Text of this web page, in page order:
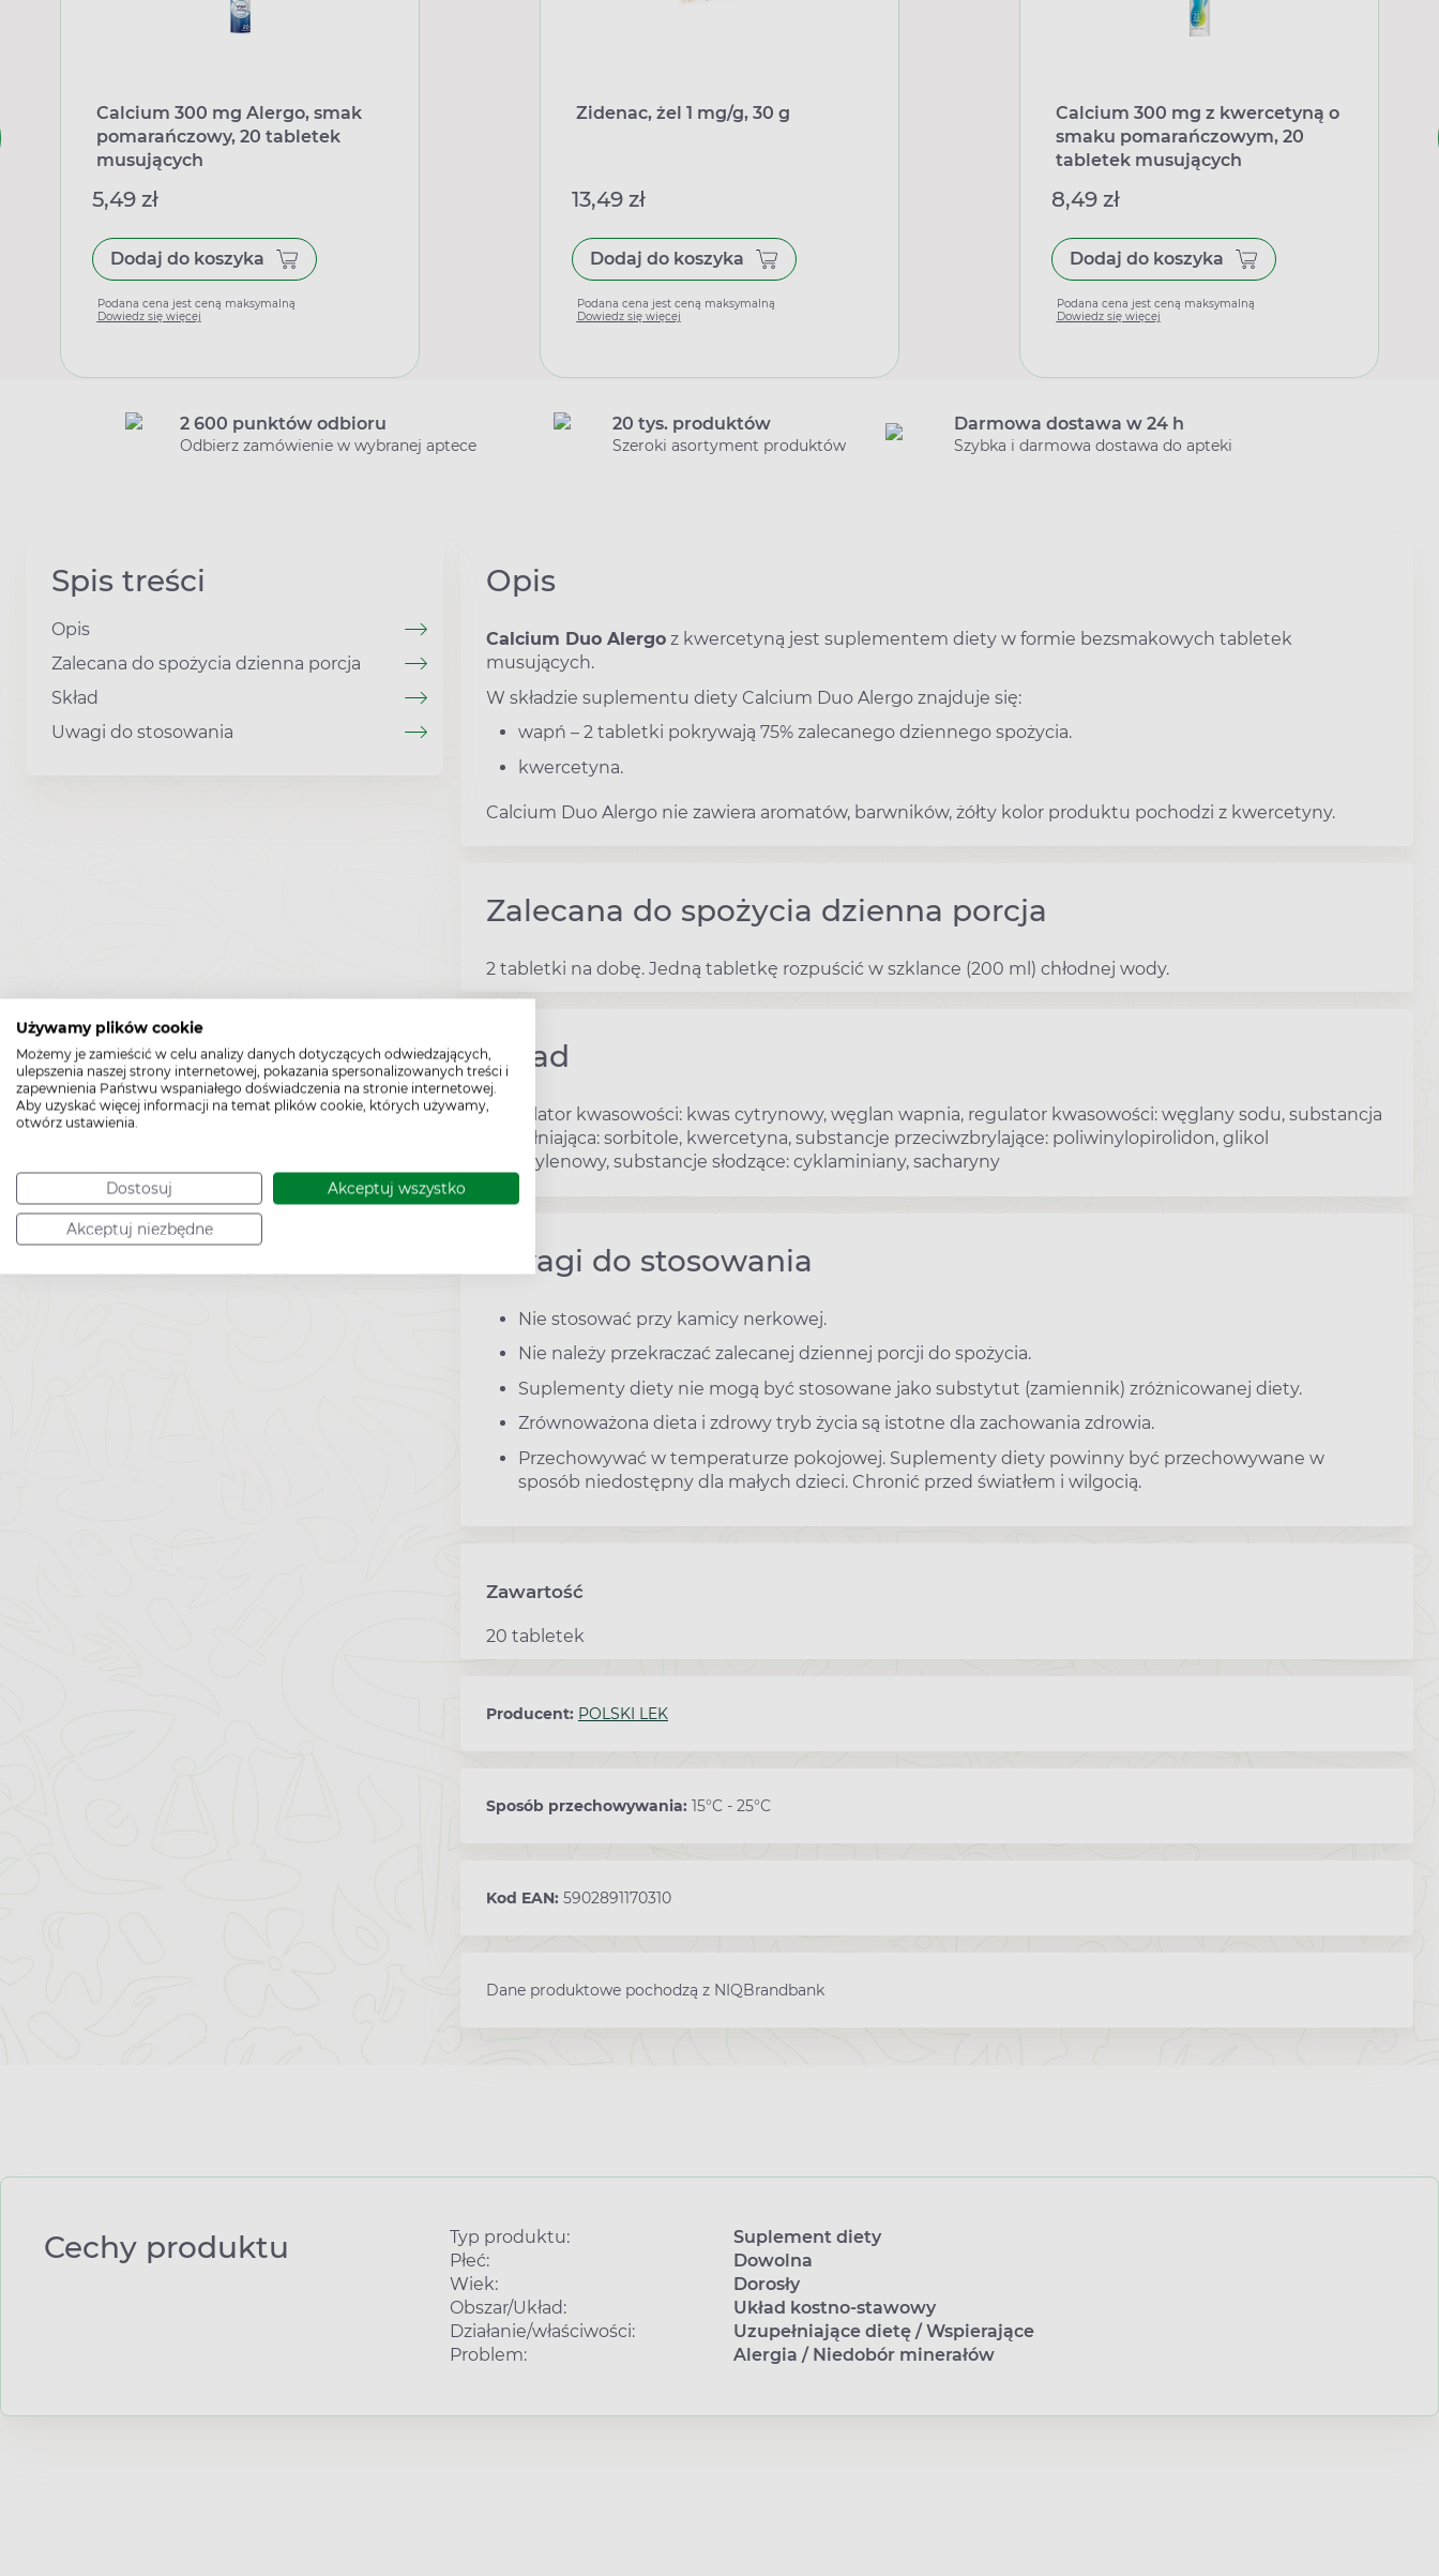
Używamy plików cookie
Możemy je zamieścić w celu analizy danych dotyczących odwiedzających,
ulepszenia naszej strony internetowej, pokazania spersonalizowanych treści i
zapewnienia Państwu wspaniałego doświadczenia na stronie internetowej.
Aby uzyskać więcej informacji na temat plików cookie, których używamy,
otwórz ustawienia.
Dostosuj Akceptuj wszystko
Akceptuj niezbędne
Calcium 300 mg Alergo, smak
pomarańczowy, 20 tabletek
musujących
5,49 zł
Dodaj do koszyka
Podana cena jest ceną maksymalną
Dowiedz się więcej
Zidenac, żel 1 mg/g, 30 g
13,49 zł
Dodaj do koszyka
Podana cena jest ceną maksymalną
Dowiedz się więcej
Calcium 300 mg z kwercetyną o
smaku pomarańczowym, 20
tabletek musujących
8,49 zł
Dodaj do koszyka
Podana cena jest ceną maksymalną
Dowiedz się więcej
2 600 punktów odbioru
Odbierz zamówienie w wybranej aptece
20 tys. produktów
Szeroki asortyment produktów
Darmowa dostawa w 24 h
Szybka i darmowa dostawa do apteki
Spis treści
Opis
Zalecana do spożycia dzienna porcja
Skład
Uwagi do stosowania
Opis
Calcium Duo Alergo z kwercetyną jest suplementem diety w formie bezsmakowych tabletek
musujących.
W składzie suplementu diety Calcium Duo Alergo znajduje się:
wapń – 2 tabletki pokrywają 75% zalecanego dziennego spożycia.
kwercetyna.
Calcium Duo Alergo nie zawiera aromatów, barwników, żółty kolor produktu pochodzi z kwercetyny.
Zalecana do spożycia dzienna porcja
2 tabletki na dobę. Jedną tabletkę rozpuścić w szklance (200 ml) chłodnej wody.
Skład
Regulator kwasowości: kwas cytrynowy, węglan wapnia, regulator kwasowości: węglany sodu, substancja
wypełniająca: sorbitole, kwercetyna, substancje przeciwzbrylające: poliwinylopirolidon, glikol
polietylenowy, substancje słodzące: cyklaminiany, sacharyny
Uwagi do stosowania
Nie stosować przy kamicy nerkowej.
Nie należy przekraczać zalecanej dziennej porcji do spożycia.
Suplementy diety nie mogą być stosowane jako substytut (zamiennik) zróżnicowanej diety.
Zrównoważona dieta i zdrowy tryb życia są istotne dla zachowania zdrowia.
Przechowywać w temperaturze pokojowej. Suplementy diety powinny być przechowywane w
sposób niedostępny dla małych dzieci. Chronić przed światłem i wilgocią.
Zawartość
20 tabletek
Producent: POLSKI LEK
Sposób przechowywania: 15°C - 25°C
Kod EAN: 5902891170310
Dane produktowe pochodzą z NIQBrandbank
Cechy produktu Typ produktu:
Suplement diety
Płeć:
Dowolna
Wiek:
Dorosły
Obszar/Układ:
Układ kostno-stawowy
Działanie/właściwości:
Uzupełniające dietę/Wspierające
Problem:
Alergia / Niedobór minerałów